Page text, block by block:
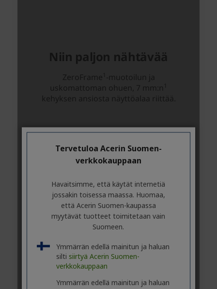
Tervetuloa Acerin Suomen-
verkkokauppaan
Havaitsimme, että käytät internetiä
jossakin toisessa maassa. Huomaa,
että Acerin Suomen-kaupassa
myytävät tuotteet toimitetaan vain
Suomeen.
Ymmärrän edellä mainitun ja haluan
silti siirtyä Acerin Suomen-
verkkokauppaan
Ymmärrän edellä mainitun ja haluan